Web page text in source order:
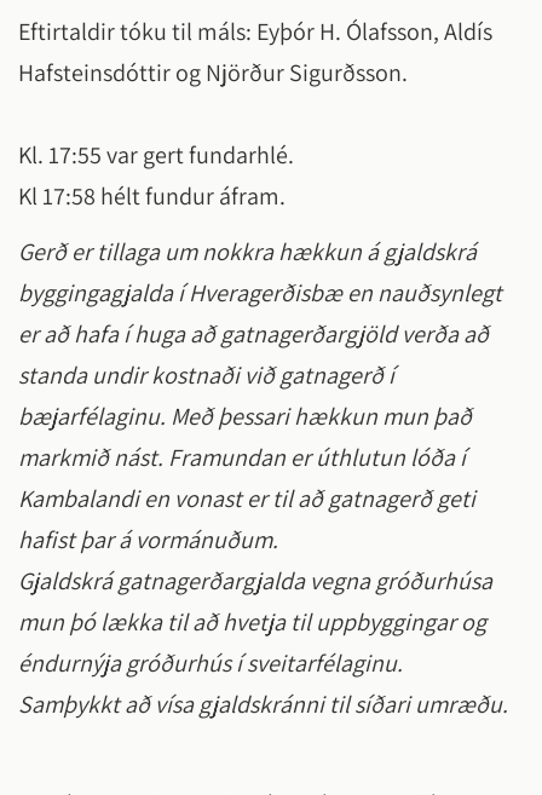
Eftirtaldir tóku til máls: Eyþór H. Ólafsson, Aldís
Hafsteinsdóttir og Njörður Sigurðsson.
Kl. 17:55 var gert fundarhlé.
Kl 17:58 hélt fundur áfram.
Gerð er tillaga um nokkra hækkun á gjaldskrá
byggingagjalda í Hveragerðisbæ en nauðsynlegt
er að hafa í huga að gatnagerðargjöld verða að
standa undir kostnaði við gatnagerð í
bæjarfélaginu. Með þessari hækkun mun það
markmið nást. Framundan er úthlutun lóða í
Kambalandi en vonast er til að gatnagerð geti
hafist þar á vormánuðum.
Gjaldskrá gatnagerðargjalda vegna gróðurhúsa
mun þó lækka til að hvetja til uppbyggingar og
éndurnýja gróðurhús í sveitarfélaginu.
Samþykkt að vísa gjaldskránni til síðari umræðu.